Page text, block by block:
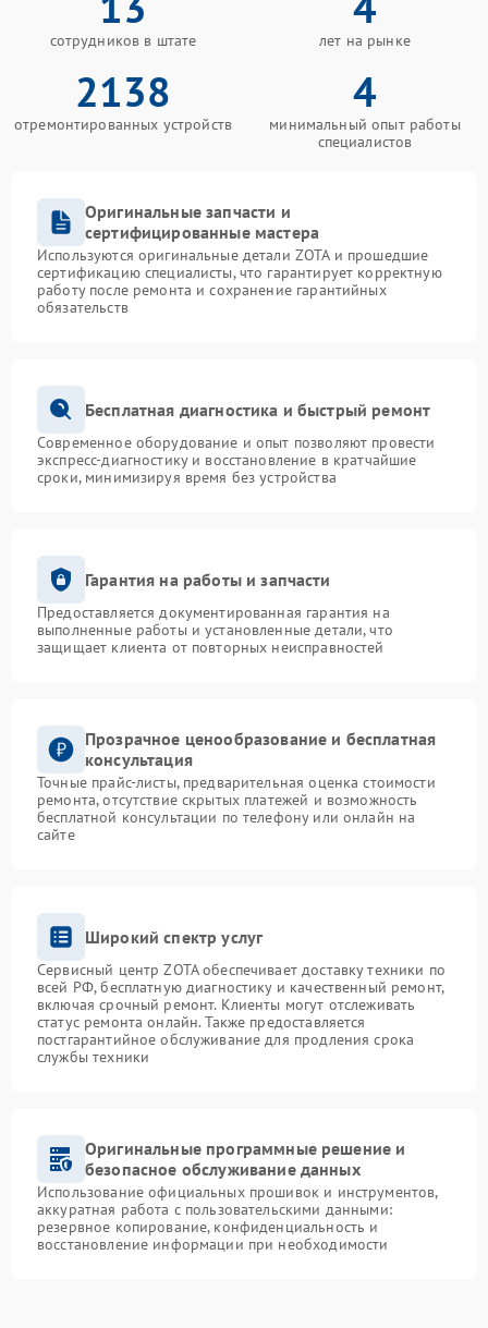
сотрудников в штате лет на рынке
2138
отремонтированных устройств
4
минимальный опыт работы
специалистов
Оригинальные запчасти и
сертифицированные мастера
Используются оригинальные детали ZOTA и прошедшие
сертификацию специалисты, что гарантирует корректную
работу после ремонта и сохранение гарантийных
обязательств
Бесплатная диагностика и быстрый ремонт
Современное оборудование и опыт позволяют провести
экспресс-диагностику и восстановление в кратчайшие
сроки, минимизируя время без устройства
Гарантия на работы и запчасти
Предоставляется документированная гарантия на
выполненные работы и установленные детали, что
защищает клиента от повторных неисправностей
Прозрачное ценообразование и бесплатная
консультация
Точные прайс-листы, предварительная оценка стоимости
ремонта, отсутствие скрытых платежей и возможность
бесплатной консультации по телефону или онлайн на
сайте
Широкий спектр услуг
Сервисный центр ZOTA обеспечивает доставку техники по
всей РФ, бесплатную диагностику и качественный ремонт,
включая срочный ремонт. Клиенты могут отслеживать
статус ремонта онлайн. Также предоставляется
постгарантийное обслуживание для продления срока
службы техники
Оригинальные программные решение и
безопасное обслуживание данных
Использование официальных прошивок и инструментов,
аккуратная работа с пользовательскими данными:
резервное копирование, конфиденциальность и
восстановление информации при необходимости